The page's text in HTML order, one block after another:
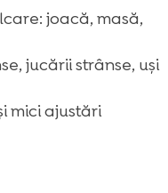
joacă, masă,
jucării strânse, uși
mici ajustări